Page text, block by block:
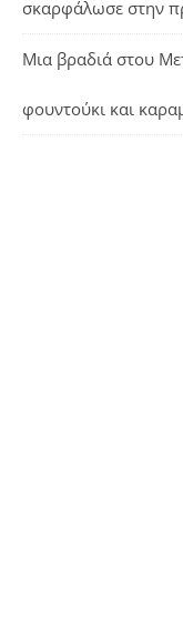
σκαρφάλωσε στην
Μια βραδιά στου
φουντούκι και